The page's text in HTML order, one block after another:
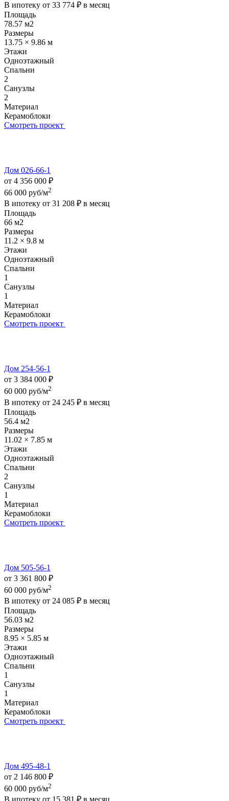
В ипотеку от 33 774 ₽ в месяц
Площадь
78.57 м2
Размеры
13.75 × 9.86 м
Этажи
Одноэтажный
Спальни
2
Санузлы
2
Материал
Керамоблоки
Смотреть проект
Дом 026-66-1
от 4 356 000 ₽
66 000 руб/м2
В ипотеку от 31 208 ₽ в месяц
Площадь
66 м2
Размеры
11.2 × 9.8 м
Этажи
Одноэтажный
Спальни
1
Санузлы
1
Материал
Керамоблоки
Смотреть проект
Дом 254-56-1
от 3 384 000 ₽
60 000 руб/м2
В ипотеку от 24 245 ₽ в месяц
Площадь
56.4 м2
Размеры
11.02 × 7.85 м
Этажи
Одноэтажный
Спальни
2
Санузлы
1
Материал
Керамоблоки
Смотреть проект
Дом 505-56-1
от 3 361 800 ₽
60 000 руб/м2
В ипотеку от 24 085 ₽ в месяц
Площадь
56.03 м2
Размеры
8.95 × 5.85 м
Этажи
Одноэтажный
Спальни
1
Санузлы
1
Материал
Керамоблоки
Смотреть проект
Дом 495-48-1
от 2 146 800 ₽
60 000 руб/м2